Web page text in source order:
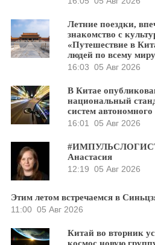
Летние поездки,
знакомство с
«Путешествие в
людей по всему миру
16:03 05 Авг 2026
В Китае
национальный
систем
16:01
05 Авг 2026
Анастасия
12:19 05 Авг 2026
Этим летом встречаемся в
11:00 05 Авг 2026
Китай во вторник